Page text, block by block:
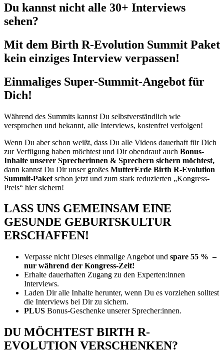
Du kannst nicht alle 30+ Interviews
sehen?
Mit dem Birth R-Evolution Summit Paket
kein einziges Interview verpassen!
Einmaliges Super-Summit-Angebot für
Dich!
Während des Summits kannst Du selbstverständlich wie
versprochen und bekannt, alle Interviews, kostenfrei verfolgen!
Wenn Du aber schon weißt, dass Du alle Videos dauerhaft für Dich
zur Verfügung haben möchtest und Dir obendrauf auch Bonus-
Inhalte unserer Sprecherinnen & Sprechern sichern möchtest,
dann kannst Du Dir unser großes MutterErde Birth R-Evolution
Summit-Paket schon jetzt und zum stark reduzierten „Kongress-
Preis“ hier sichern!
LASS UNS GEMEINSAM EINE
GESUNDE GEBURTSKULTUR
ERSCHAFFEN!
Verpasse nicht Dieses einmalige Angebot und spare 55 % –
nur während der Kongress-Zeit!
Erhalte dauerhaften Zugang zu den Experten:innen
Interviews.
Laden Dir alle Inhalte herunter, wenn Du es vorziehen solltest
die Interviews bei Dir zu sichern.
PLUS Bonus-Geschenke unserer Sprecher:innen.
DU MÖCHTEST BIRTH R-
EVOLUTION VERSCHENKEN?